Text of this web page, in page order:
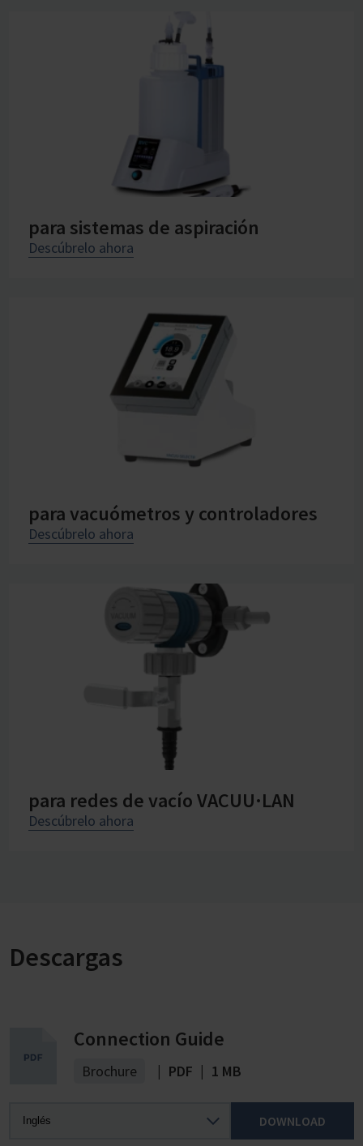
para sistemas de aspiración
Descúbrelo ahora
para vacuómetros y controladores
Descúbrelo ahora
para redes de vacío VACUU·LAN
Descúbrelo ahora
Descargas
Connection Guide
Brochure | PDF | 1 MB
DOWNLOAD